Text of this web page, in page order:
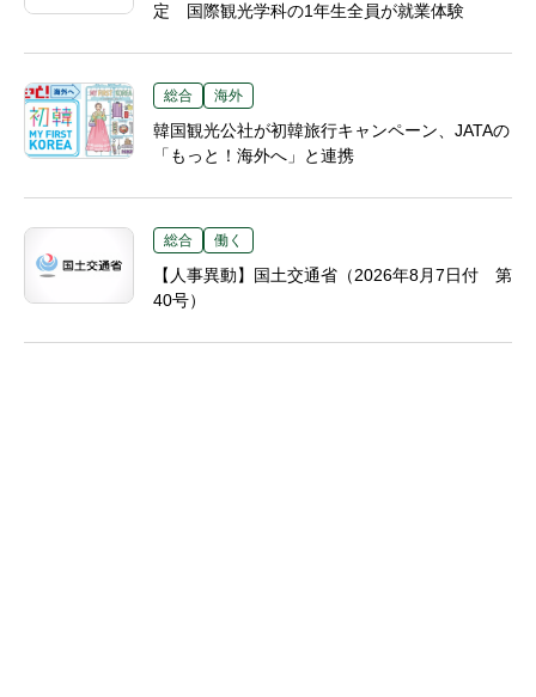
定 国際観光学科の1年生全員が就業体験
総合 海外
韓国観光公社が初韓旅行キャンペーン、JATAの
「もっと！海外へ」と連携
総合 働く
【人事異動】国土交通省（2026年8月7日付 第
40号）